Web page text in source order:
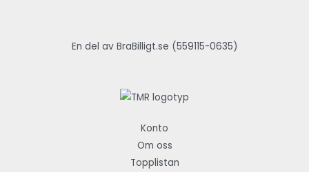
En del av BraBilligt.se (559115-0635)
Konto
Om oss
Topplistan